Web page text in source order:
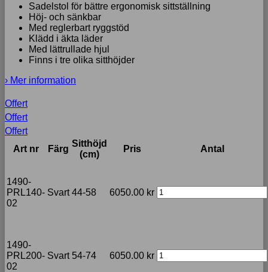
Sadelstol för bättre ergonomisk sittställning
Höj- och sänkbar
Med reglerbart ryggstöd
Klädd i äkta läder
Med lättrullade hjul
Finns i tre olika sitthöjder
› Mer information
Offert
Offert
Offert
Art nr
Färg
Sitthöjd
(cm)
Pris Antal
1490-
PRL140-
02
Svart 44-58 6050.00 kr
1490-
PRL200-
02
Svart 54-74 6050.00 kr